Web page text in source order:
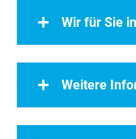
Wir für Sie
Weitere